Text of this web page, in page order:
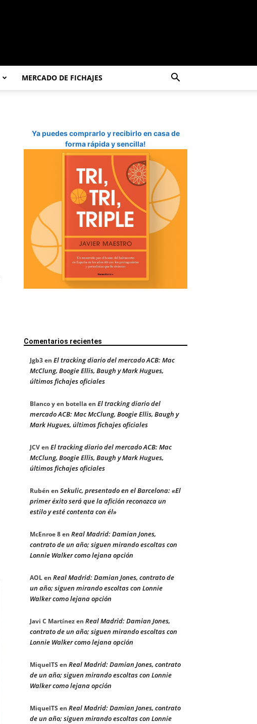
MERCADO DE FICHAJES
Ya puedes comprarlo y recibirlo en casa de
forma rápida y sencilla!
Comentarios recientes
Jgb3en El tracking diario del mercado ACB: Mac
McClung, Boogie Ellis, Baugh y Mark Hugues,
últimos fichajes oficiales
Blanco y en botellaen El tracking diario del
mercado ACB: Mac McClung, Boogie Ellis, Baugh y
Mark Hugues, últimos fichajes oficiales
JCVen El tracking diario del mercado ACB: Mac
McClung, Boogie Ellis, Baugh y Mark Hugues,
últimos fichajes oficiales
Rubén en Sekulic, presentado en el Barcelona: «El
primer éxito será que la afición reconozca un
estilo y esté contenta con él»
McEnroe 8en Real Madrid: Damian Jones,
contrato de un año; siguen mirando escoltas con
Lonnie Walker como lejana opción
AOLen Real Madrid: Damian Jones, contrato de
un año; siguen mirando escoltas con Lonnie
Walker como lejana opción
Javi C Martínezen Real Madrid: Damian Jones,
contrato de un año; siguen mirando escoltas con
Lonnie Walker como lejana opción
MiquelTS en Real Madrid: Damian Jones, contrato
de un año; siguen mirando escoltas con Lonnie
Walker como lejana opción
MiquelTS en Real Madrid: Damian Jones, contrato
de un año; siguen mirando escoltas con Lonnie